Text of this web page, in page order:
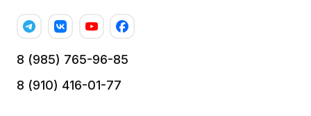
8 (985) 765-96-85
8 (910) 416-01-77